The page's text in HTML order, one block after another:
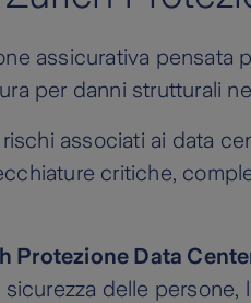
assicurativa pensata
per danni strutturali
associati ai data
critiche,
Protezione Data
sicurezza delle